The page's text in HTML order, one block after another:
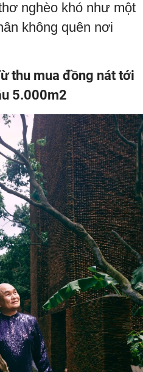
nghèo khó như một
không quên nơi
thu mua đồng nát tới
5.000m2